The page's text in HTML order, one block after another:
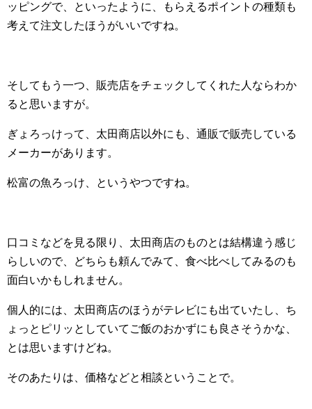
ッピングで、といったように、もらえるポイントの種類も
考えて注文したほうがいいですね。
そしてもう一つ、販売店をチェックしてくれた人ならわか
ると思いますが。
ぎょろっけって、太田商店以外にも、通販で販売している
メーカーがあります。
松富の魚ろっけ、というやつですね。
口コミなどを見る限り、太田商店のものとは結構違う感じ
らしいので、どちらも頼んでみて、食べ比べしてみるのも
面白いかもしれません。
個人的には、太田商店のほうがテレビにも出ていたし、ち
ょっとピリッとしていてご飯のおかずにも良さそうかな、
とは思いますけどね。
そのあたりは、価格などと相談ということで。